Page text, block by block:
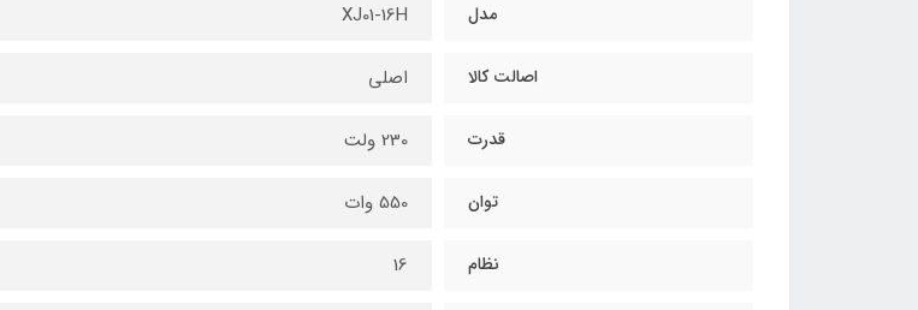
مدل XJ01-16H
اصالت کالا اصلی
قدرت 230 ولت
توان 550 وات
نظام 16